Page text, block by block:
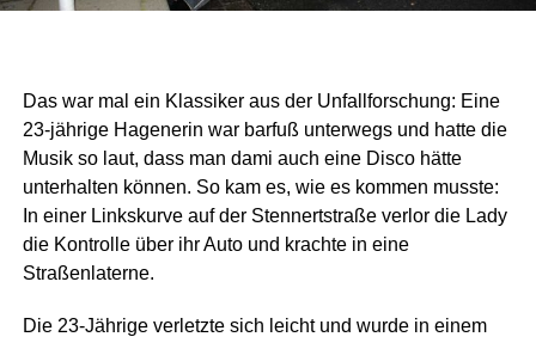
Das war mal ein Klassiker aus der Unfallforschung: Eine
23-jährige Hagenerin war barfuß unterwegs und hatte die
Musik so laut, dass man dami auch eine Disco hätte
unterhalten können. So kam es, wie es kommen musste:
In einer Linkskurve auf der Stennertstraße verlor die Lady
die Kontrolle über ihr Auto und krachte in eine
Straßenlaterne.
Die 23-Jährige verletzte sich leicht und wurde in einem